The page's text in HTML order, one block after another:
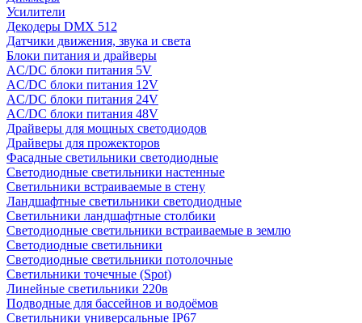
Усилители
Декодеры DMX 512
Датчики движения, звука и света
Блоки питания и драйверы
AC/DC блоки питания 5V
AC/DC блоки питания 12V
AC/DC блоки питания 24V
AC/DC блоки питания 48V
Драйверы для мощных светодиодов
Драйверы для прожекторов
Фасадные светильники светодиодные
Светодиодные светильники настенные
Светильники встраиваемые в стену
Ландшафтные светильники светодиодные
Светильники ландшафтные столбики
Светодиодные светильники встраиваемые в землю
Светодиодные светильники
Светодиодные светильники потолочные
Светильники точечные (Spot)
Линейные светильники 220в
Подводные для бассейнов и водоёмов
Светильники универсальные IP67